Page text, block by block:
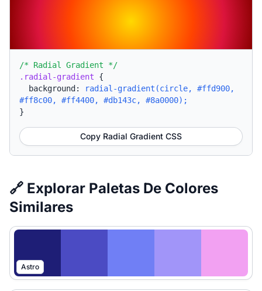
/* Radial Gradient */
.radial-gradient {
background:
radial-gradient(circle, #ffd900,
#ff8c00, #ff4400, #db143c, #8a0000);
}
Copy Radial Gradient CSS
🔗 Explorar Paletas De Colores
Similares
Astro